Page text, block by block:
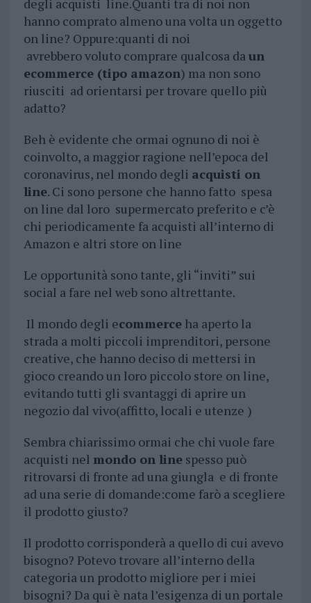
degli acquisti line.Quanti tra di noi non
hanno comprato almeno una volta un oggetto
on line? Oppure:quanti di noi
avrebbero voluto comprare qualcosa daun
ecommerce (tipo amazon) ma non sono
riusciti ad orientarsi per trovare quello più
adatto?
Beh è evidente che ormai ognuno di noi è
coinvolto, a maggior ragione nell’epoca del
coronavirus, nel mondo degli acquisti on
line. Ci sono persone che hanno fatto spesa
on line dal loro supermercato preferito e c’è
chi periodicamente fa acquisti all’interno di
Amazon e altri store on line
Le opportunità sono tante, gli “inviti” sui
social a fare nel web sono altrettante.
Il mondo degli ecommerceha aperto la
strada a molti piccoli imprenditori, persone
creative, che hanno deciso di mettersi in
gioco creando un loro piccolo store on line,
evitando tutti gli svantaggi di aprire un
negozio dal vivo(affitto, locali e utenze )
Sembra chiarissimo ormai che chi vuole fare
acquisti nel mondo on linespesso può
ritrovarsi di fronte ad una giungla e di fronte
ad una serie di domande:come farò a scegliere
il prodotto giusto?
Il prodotto corrisponderà a quello di cui avevo
bisogno? Potevo trovare all’interno della
categoria un prodotto migliore per i miei
bisogni? Da qui è nata l’esigenza di un portale